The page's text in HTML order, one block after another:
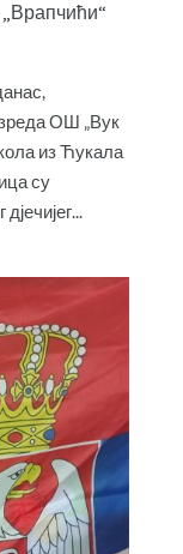
„Врапчићи“
ОШ „Вук
из Ћукала
су